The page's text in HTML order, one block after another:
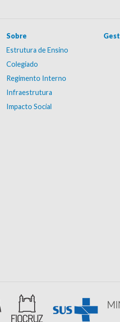
Sobre
Estrutura de Ensino
Colegiado
Regimento Interno
Infraestrutura
Impacto Social